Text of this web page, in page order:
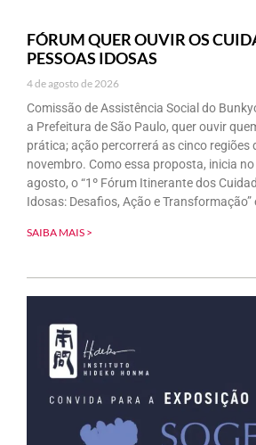
FÓRUM QUER OUVIR OS
PESSOAS IDOSAS
4 de agosto de 2026
Comissão de Assistência Social do
a Prefeitura de São Paulo, quer ouvir
prática; ação percorrerá as cinco regiões
novembro. Como essa proposta, inicia
agosto, o “1º Fórum Itinerante dos
Idosas: Desafios, Ação e Transformação”
SAIBA MAIS >